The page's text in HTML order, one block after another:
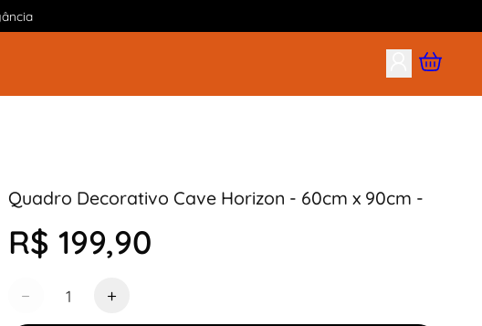
Quadro Decorativo Cave Horizon - 60cm x 90cm -
R$ 199,90
− +